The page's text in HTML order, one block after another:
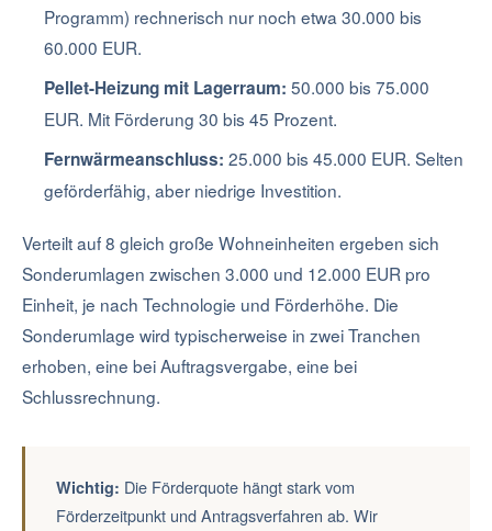
Programm) rechnerisch nur noch etwa 30.000 bis
60.000 EUR.
Pellet-Heizung mit Lagerraum: 50.000 bis 75.000
EUR. Mit Förderung 30 bis 45 Prozent.
Fernwärmeanschluss: 25.000 bis 45.000 EUR. Selten
geförderfähig, aber niedrige Investition.
Verteilt auf 8 gleich große Wohneinheiten ergeben sich
Sonderumlagen zwischen 3.000 und 12.000 EUR pro
Einheit, je nach Technologie und Förderhöhe. Die
Sonderumlage wird typischerweise in zwei Tranchen
erhoben, eine bei Auftragsvergabe, eine bei
Schlussrechnung.
Wichtig: Die Förderquote hängt stark vom
Förderzeitpunkt und Antragsverfahren ab. Wir